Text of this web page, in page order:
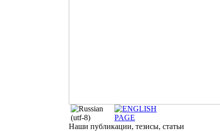
Наши публикации, тезисы, статьи